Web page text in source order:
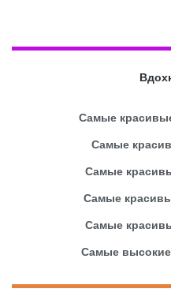
Самые
Самые
Самые
Самые
Самые
Самые